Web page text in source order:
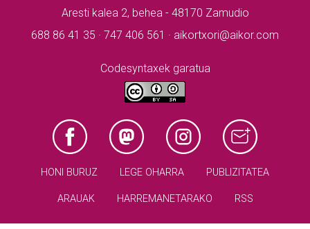
Aresti kalea 2, behea - 48170 Zamudio
688 86 41 35 · 747 406 561 · aikortxori@aikor.com
Codesyntaxek garatua
HONI BURUZ LEGE OHARRA PUBLIZITATEA
ARAUAK HARREMANETARAKO RSS